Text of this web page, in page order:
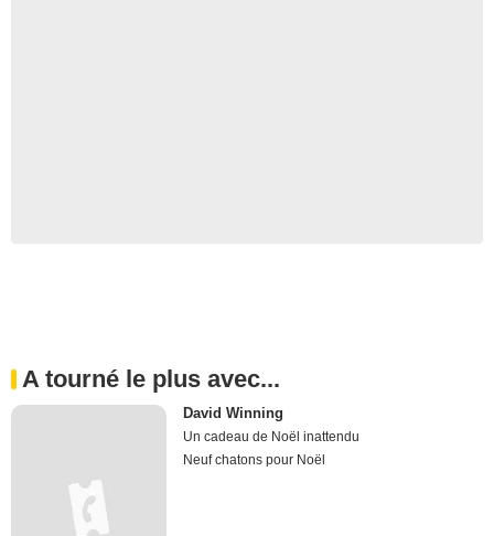
A tourné le plus avec...
David Winning
Un cadeau de Noël inattendu
Neuf chatons pour Noël